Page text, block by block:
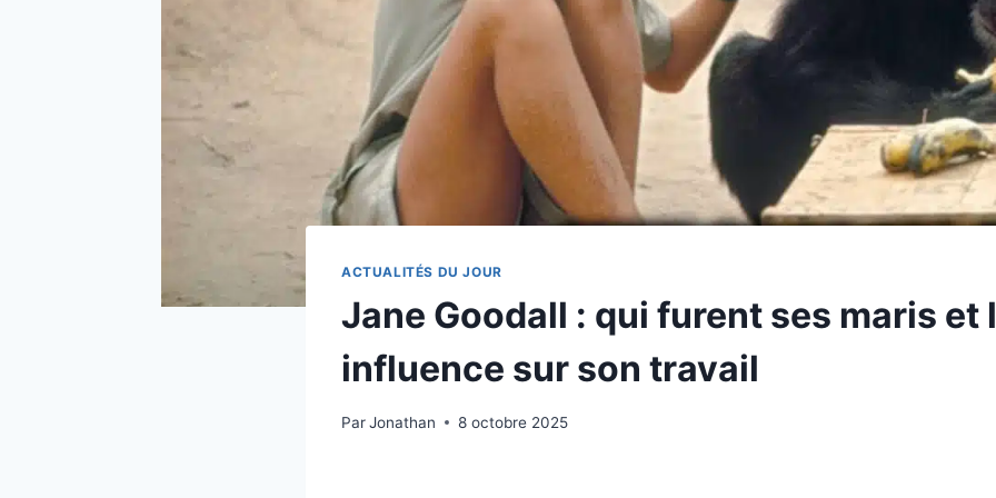
ACTUALITÉS DU JOUR
Jane Goodall : qui furent ses maris et
influence sur son travail
ParJonathan 8 octobre 2025